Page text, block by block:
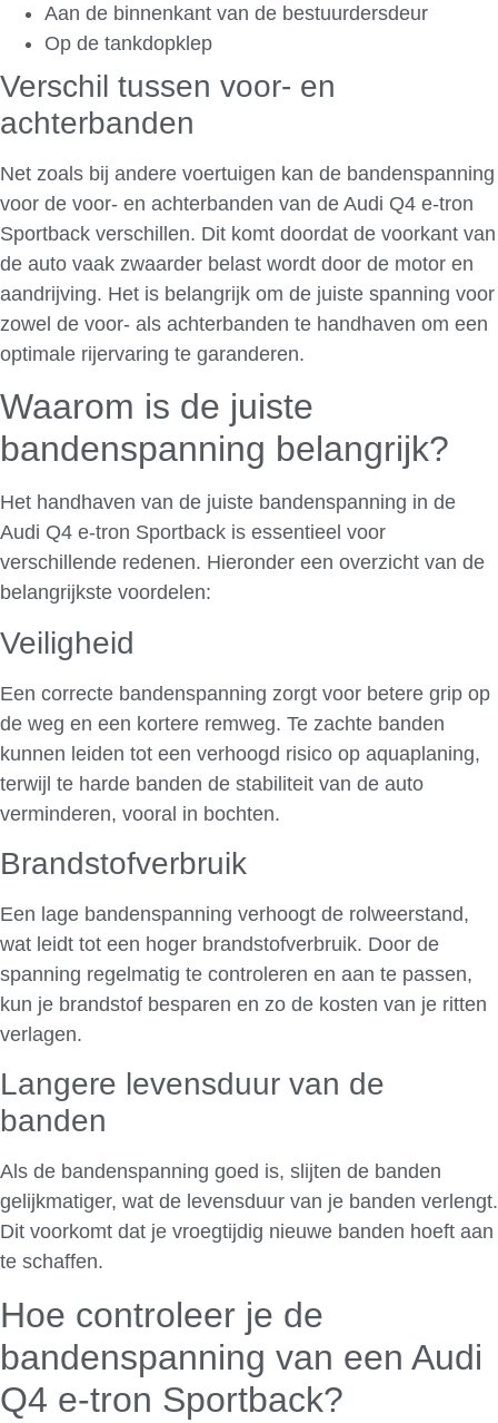
Aan de binnenkant van de bestuurdersdeur
Op de tankdopklep
Verschil tussen voor- en
achterbanden
Net zoals bij andere voertuigen kan de bandenspanning
voor de voor- en achterbanden van de Audi Q4 e-tron
Sportback verschillen. Dit komt doordat de voorkant van
de auto vaak zwaarder belast wordt door de motor en
aandrijving. Het is belangrijk om de juiste spanning voor
zowel de voor- als achterbanden te handhaven om een
optimale rijervaring te garanderen.
Waarom is de juiste
bandenspanning belangrijk?
Het handhaven van de juiste bandenspanning in de
Audi Q4 e-tron Sportback is essentieel voor
verschillende redenen. Hieronder een overzicht van de
belangrijkste voordelen:
Veiligheid
Een correcte bandenspanning zorgt voor betere grip op
de weg en een kortere remweg. Te zachte banden
kunnen leiden tot een verhoogd risico op aquaplaning,
terwijl te harde banden de stabiliteit van de auto
verminderen, vooral in bochten.
Brandstofverbruik
Een lage bandenspanning verhoogt de rolweerstand,
wat leidt tot een hoger brandstofverbruik. Door de
spanning regelmatig te controleren en aan te passen,
kun je brandstof besparen en zo de kosten van je ritten
verlagen.
Langere levensduur van de
banden
Als de bandenspanning goed is, slijten de banden
gelijkmatiger, wat de levensduur van je banden verlengt.
Dit voorkomt dat je vroegtijdig nieuwe banden hoeft aan
te schaffen.
Hoe controleer je de
bandenspanning van een Audi
Q4 e-tron Sportback?